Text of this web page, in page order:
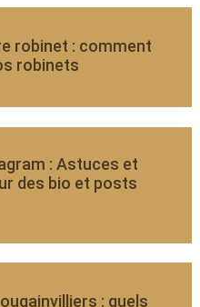
robinet : comment
robinets
: Astuces et
des bio et posts
: quels